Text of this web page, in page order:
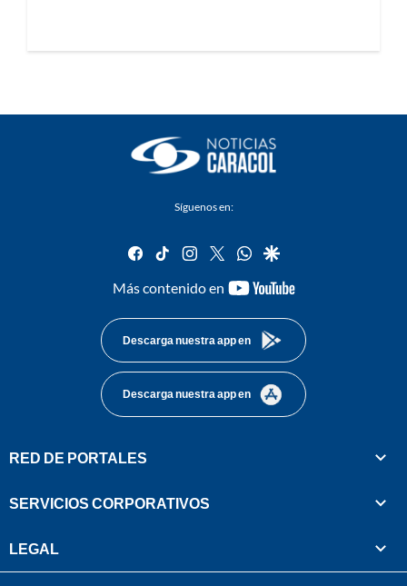
Síguenos en:
facebook
tiktok instagram
twitterwhatsapp
google
Más contenido en
youtube-
Descarga nuestra app en
Descarga nuestra app en
RED DE PORTALES
SERVICIOS CORPORATIVOS
LEGAL